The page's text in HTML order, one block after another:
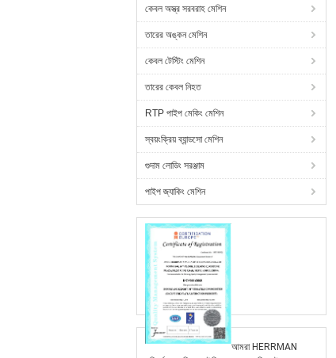
কেবল অস্ত্র সরবরাহ মেশিন
তারের অঙ্কন মেশিন
কেবল টেস্টিং মেশিন
তারের কেবল নিহত
RTP পাইপ মেকিং মেশিন
স্বয়ংক্রিয় ব্যান্ডসো মেশিন
গুদাম লোডিং সরঞ্জাম
পাইপ জ্যাকিং মেশিন
আমরা HERRMAN